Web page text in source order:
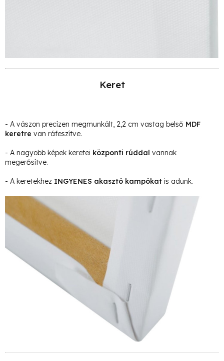
Keret
- A vászon precízen megmunkált, 2,2 cm vastag belső MDF
keretre van ráfeszítve.
- A nagyobb képek keretei központi rúddal vannak
megerősítve.
- A keretekhez INGYENES akasztó kampókat is adunk.